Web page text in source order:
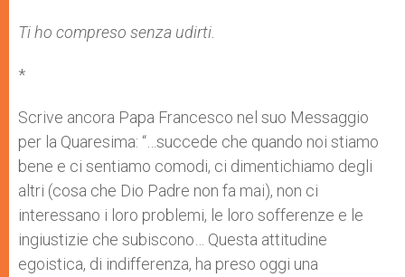
Ti ho compreso senza udirti.
*
Scrive ancora Papa Francesco nel suo Messaggio
per la Quaresima: “…succede che quando noi stiamo
bene e ci sentiamo comodi, ci dimentichiamo degli
altri (cosa che Dio Padre non fa mai), non ci
interessano i loro problemi, le loro sofferenze e le
ingiustizie che subiscono… Questa attitudine
egoistica, di indifferenza, ha preso oggi una